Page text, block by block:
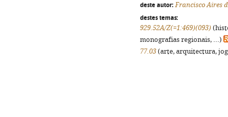
deste autor: Francisco Aires
destes temas:
929.52A/Z(=1:469)(093)
monografias regionais, ...)
77.03 (arte, arquitectura,